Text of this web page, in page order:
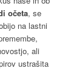
očeta, se
na lastni
ali
ustrašita